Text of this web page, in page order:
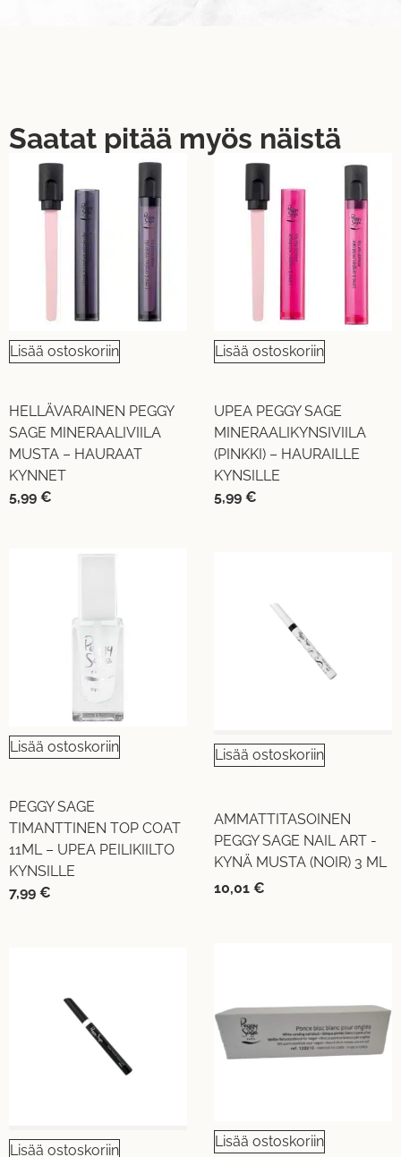
Saatat pitää myös näistä
Lisää ostoskoriin
HELLÄVARAINEN PEGGY
SAGE MINERAALIVIILA
MUSTA – HAURAAT
KYNNET
5,99 €
Lisää ostoskoriin
UPEA PEGGY SAGE
MINERAALIKYNSIVIILA
(PINKKI) – HAURAILLE
KYNSILLE
5,99 €
Lisää ostoskoriin
PEGGY SAGE
TIMANTTINEN TOP COAT
11ML – UPEA PEILIKIILTO
KYNSILLE
7,99 €
Lisää ostoskoriin
AMMATTITASOINEN
PEGGY SAGE NAIL ART -
KYNÄ MUSTA (NOIR) 3 ML
10,01 €
Lisää ostoskoriin
Lisää ostoskoriin